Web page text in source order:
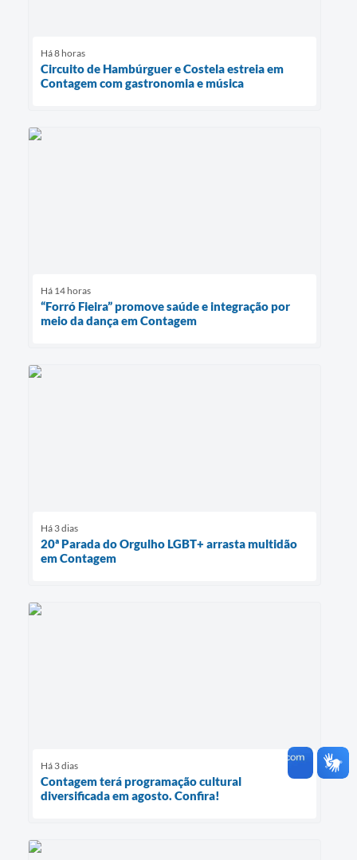
Há 8 horas
Circuito de Hambúrguer e Costela estreia em
Contagem com gastronomia e música
Há 14 horas
“Forró Fieira” promove saúde e integração por
meio da dança em Contagem
Há 3 dias
20ª Parada do Orgulho LGBT+ arrasta multidão
em Contagem
Há 3 dias
Contagem terá programação cultural
diversificada em agosto. Confira!